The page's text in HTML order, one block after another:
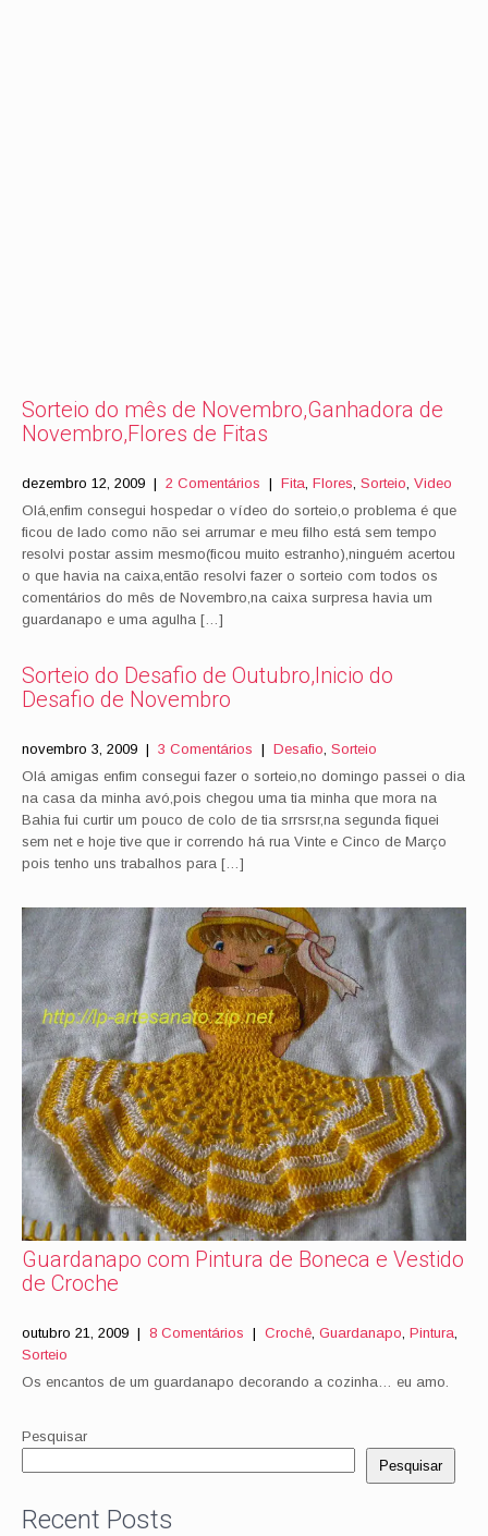
Sorteio do mês de Novembro,Ganhadora de
Novembro,Flores de Fitas
dezembro 12, 2009 | 2 Comentários | Fita, Flores, Sorteio, Video
Olá,enfim consegui hospedar o vídeo do sorteio,o problema é que
ficou de lado como não sei arrumar e meu filho está sem tempo
resolvi postar assim mesmo(ficou muito estranho),ninguém acertou
o que havia na caixa,então resolvi fazer o sorteio com todos os
comentários do mês de Novembro,na caixa surpresa havia um
guardanapo e uma agulha […]
Sorteio do Desafio de Outubro,Inicio do
Desafio de Novembro
novembro 3, 2009 | 3 Comentários | Desafio, Sorteio
Olá amigas enfim consegui fazer o sorteio,no domingo passei o dia
na casa da minha avó,pois chegou uma tia minha que mora na
Bahia fui curtir um pouco de colo de tia srrsrsr,na segunda fiquei
sem net e hoje tive que ir correndo há rua Vinte e Cinco de Março
pois tenho uns trabalhos para […]
Guardanapo com Pintura de Boneca e Vestido
de Croche
outubro 21, 2009 | 8 Comentários | Crochê, Guardanapo, Pintura,
Sorteio
Os encantos de um guardanapo decorando a cozinha… eu amo.
Pesquisar
Pesquisar
Recent Posts